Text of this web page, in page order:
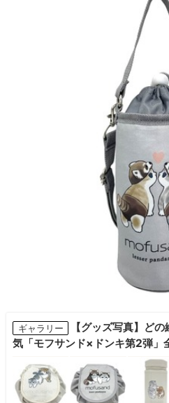
ギャラリー
【グッズ写真】ど
気「モフサンド×ドンキ第2弾」